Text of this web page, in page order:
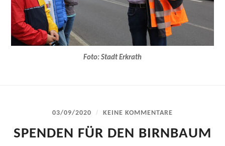
Foto: Stadt Erkrath
03/09/2020 / KEINE KOMMENTARE
SPENDEN FÜR DEN BIRNBAUM